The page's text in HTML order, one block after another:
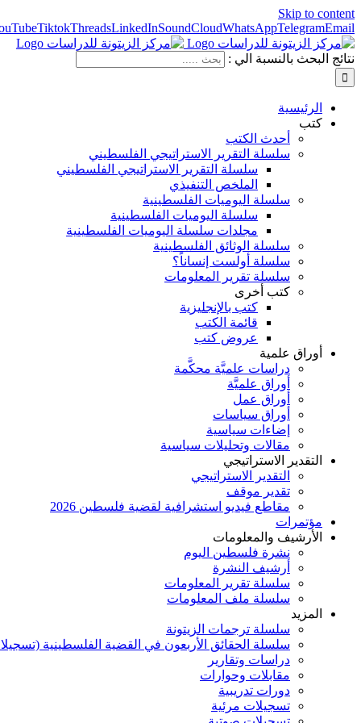
Skip to content
TiktokThreadsLinkedInSoundCloudWhatsAppTelegramEmail
نتائج البحث بالنسبة الي :
الرئيسية
كتب
أحدث الكتب
سلسلة التقرير الاستراتيجي الفلسطيني
سلسلة التقرير الاستراتيجي الفلسطيني
الملخص التنفيذي
سلسلة اليوميات الفلسطينية
سلسلة اليوميات الفلسطينية
مجلدات سلسلة اليوميات الفلسطينية
سلسلة الوثائق الفلسطينية
سلسلة أولست إنساناً؟
سلسلة تقرير المعلومات
كتب أخرى
كتب بالإنجليزية
قائمة الكتب
عروض كتب
أوراق علمية
دراسات علميَّة محكَّمة
أوراق علميَّة
أوراق عمل
أوراق سياسات
إضاءات سياسية
مقالات وتحليلات سياسية
التقدير الاستراتيجي
التقدير الاستراتيجي
تقدير موقف
مقاطع فيديو استشرافية لقضية فلسطين 2026
مؤتمرات
الأرشيف والمعلومات
نشرة فلسطين اليوم
أرشيف النشرة
سلسلة تقرير المعلومات
سلسلة ملف المعلومات
المزيد
سلسلة ترجمات الزيتونة
سلسلة الحقائق الأربعون في القضية الفلسطينية
دراسات وتقارير
مقابلات وحوارات
دورات تدريبية
تسجيلات مرئية